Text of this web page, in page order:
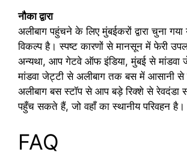
नौका द्वारा
अलीबाग पहुंचने के लिए मुंबईकरों द्वारा चुना
विकल्प है। स्पष्ट कारणों से मानसून में फेरी
अन्यथा, आप गेटवे ऑफ इंडिया, मुंबई से
मांडवा जेट्टी से अलीबाग तक बस में आसानी
अलीबाग बस स्टॉप से आप बड़े रिक्शे से
पहुँच सकते हैं, जो वहाँ का स्थानीय परिवहन है।
FAQ